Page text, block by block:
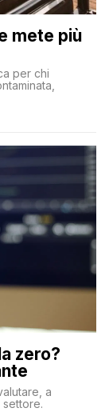
mete più
per chi
zero?
a